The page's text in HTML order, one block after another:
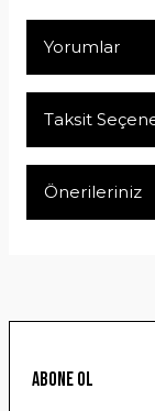
Yorumlar
Taksit
Önerileriniz
Ürün resmi
ABONE OL